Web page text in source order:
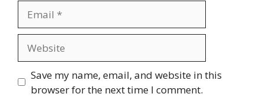
Save my name, email, and website in this
browser for the next time I comment.